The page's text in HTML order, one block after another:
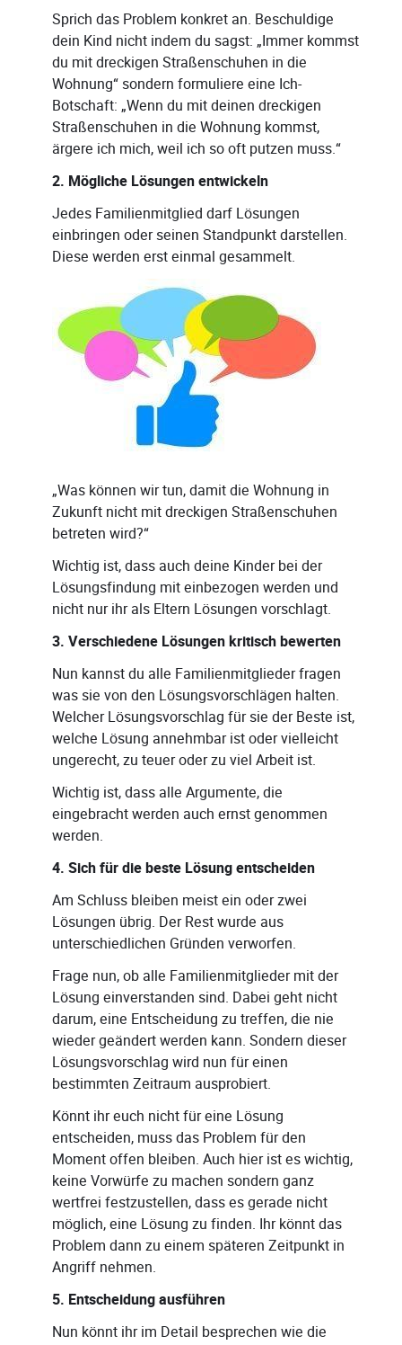
Sprich das Problem konkret an. Beschuldige
dein Kind nicht indem du sagst: „Immer kommst
du mit dreckigen Straßenschuhen in die
Wohnung“ sondern formuliere eine Ich-
Botschaft: „Wenn du mit deinen dreckigen
Straßenschuhen in die Wohnung kommst,
ärgere ich mich, weil ich so oft putzen muss.“
2. Mögliche Lösungen entwickeln
Jedes Familienmitglied darf Lösungen
einbringen oder seinen Standpunkt darstellen.
Diese werden erst einmal gesammelt.
„Was können wir tun, damit die Wohnung in
Zukunft nicht mit dreckigen Straßenschuhen
betreten wird?“
Wichtig ist, dass auch deine Kinder bei der
Lösungsfindung mit einbezogen werden und
nicht nur ihr als Eltern Lösungen vorschlagt.
3. Verschiedene Lösungen kritisch bewerten
Nun kannst du alle Familienmitglieder fragen
was sie von den Lösungsvorschlägen halten.
Welcher Lösungsvorschlag für sie der Beste ist,
welche Lösung annehmbar ist oder vielleicht
ungerecht, zu teuer oder zu viel Arbeit ist.
Wichtig ist, dass alle Argumente, die
eingebracht werden auch ernst genommen
werden.
4. Sich für die beste Lösung entscheiden
Am Schluss bleiben meist ein oder zwei
Lösungen übrig. Der Rest wurde aus
unterschiedlichen Gründen verworfen.
Frage nun, ob alle Familienmitglieder mit der
Lösung einverstanden sind. Dabei geht nicht
darum, eine Entscheidung zu treffen, die nie
wieder geändert werden kann. Sondern dieser
Lösungsvorschlag wird nun für einen
bestimmten Zeitraum ausprobiert.
Könnt ihr euch nicht für eine Lösung
entscheiden, muss das Problem für den
Moment offen bleiben. Auch hier ist es wichtig,
keine Vorwürfe zu machen sondern ganz
wertfrei festzustellen, dass es gerade nicht
möglich, eine Lösung zu finden. Ihr könnt das
Problem dann zu einem späteren Zeitpunkt in
Angriff nehmen.
5. Entscheidung ausführen
Nun könnt ihr im Detail besprechen wie die